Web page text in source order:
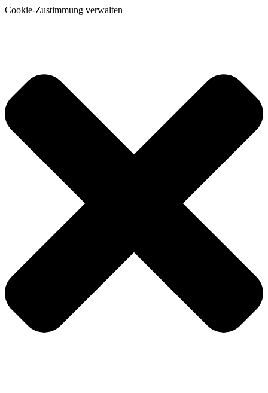
Cookie-Zustimmung verwalten